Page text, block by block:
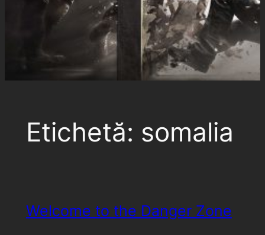
Etichetă: somalia
Welcome to the Danger Zone